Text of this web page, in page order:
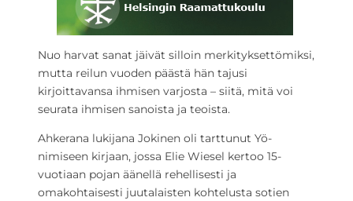
Nuo harvat sanat jäivät silloin merkityksettömiksi,
mutta reilun vuoden päästä hän tajusi
kirjoittavansa ihmisen varjosta – siitä, mitä voi
seurata ihmisen sanoista ja teoista.
Ahkerana lukijana Jokinen oli tarttunut Yö-
nimiseen kirjaan, jossa Elie Wiesel kertoo 15-
vuotiaan pojan äänellä rehellisesti ja
omakohtaisesti juutalaisten kohtelusta sotien